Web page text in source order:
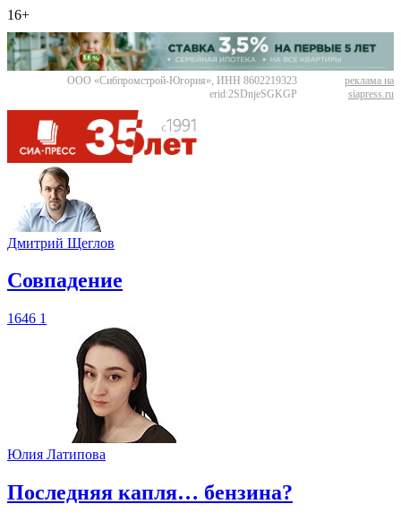
16+
ООО «Сибпромстрой-Югория», ИНН 8602219323
erid:2SDnjeSGKGP
реклама на
siapress.ru
Дмитрий Щеглов
​Совпадение
1646 1
Юлия Латипова
​Последняя капля… бензина?